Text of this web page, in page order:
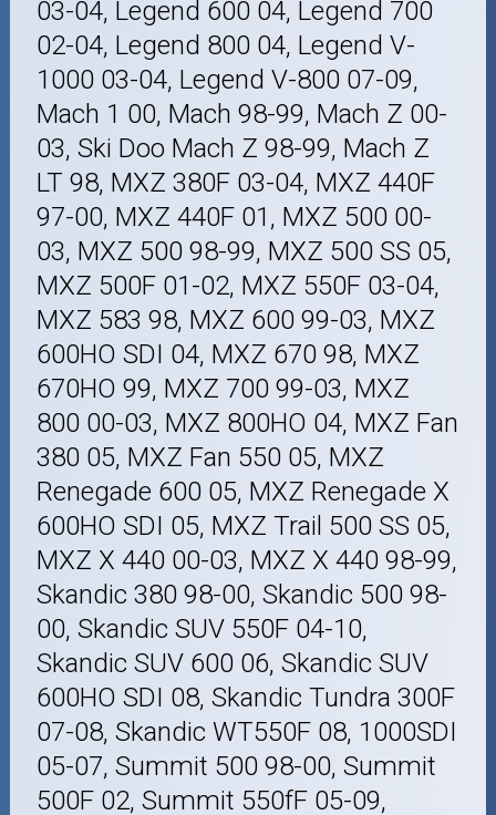
03-04, Legend 600 04, Legend 700
02-04, Legend 800 04, Legend V-
1000 03-04, Legend V-800 07-09,
Mach 1 00, Mach 98-99, Mach Z 00-
03, Ski Doo Mach Z 98-99, Mach Z
LT 98, MXZ 380F 03-04, MXZ 440F
97-00, MXZ 440F 01, MXZ 500 00-
03, MXZ 500 98-99, MXZ 500 SS 05,
MXZ 500F 01-02, MXZ 550F 03-04,
MXZ 583 98, MXZ 600 99-03, MXZ
600HO SDI 04, MXZ 670 98, MXZ
670HO 99, MXZ 700 99-03, MXZ
800 00-03, MXZ 800HO 04, MXZ Fan
380 05, MXZ Fan 550 05, MXZ
Renegade 600 05, MXZ Renegade X
600HO SDI 05, MXZ Trail 500 SS 05,
MXZ X 440 00-03, MXZ X 440 98-99,
Skandic 380 98-00, Skandic 500 98-
00, Skandic SUV 550F 04-10,
Skandic SUV 600 06, Skandic SUV
600HO SDI 08, Skandic Tundra 300F
07-08, Skandic WT550F 08, 1000SDI
05-07, Summit 500 98-00, Summit
500F 02, Summit 550fF 05-09,